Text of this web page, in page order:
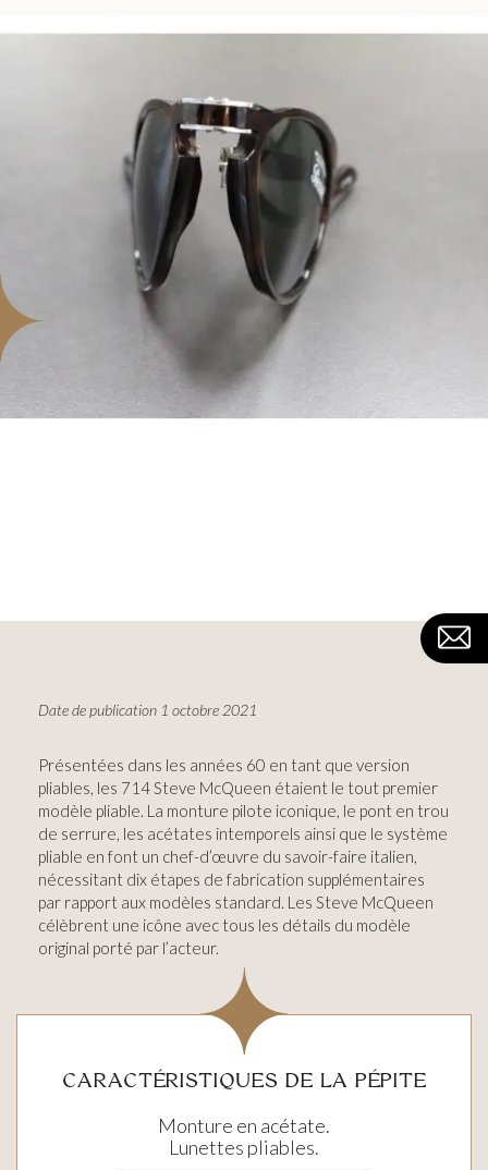
Date de publication 1 octobre 2021
Présentées dans les années 60 en tant que version
pliables, les 714 Steve McQueen étaient le tout premier
modèle pliable. La monture pilote iconique, le pont en trou
de serrure, les acétates intemporels ainsi que le système
pliable en font un chef-d’œuvre du savoir-faire italien,
nécessitant dix étapes de fabrication supplémentaires
par rapport aux modèles standard. Les Steve McQueen
célèbrent une icône avec tous les détails du modèle
original porté par l’acteur.
CARACTÉRISTIQUES DE LA PÉPITE
Monture en acétate.
Lunettes pliables.